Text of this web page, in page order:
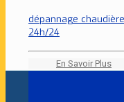
dépannage
24h/24
En Savoir Plus